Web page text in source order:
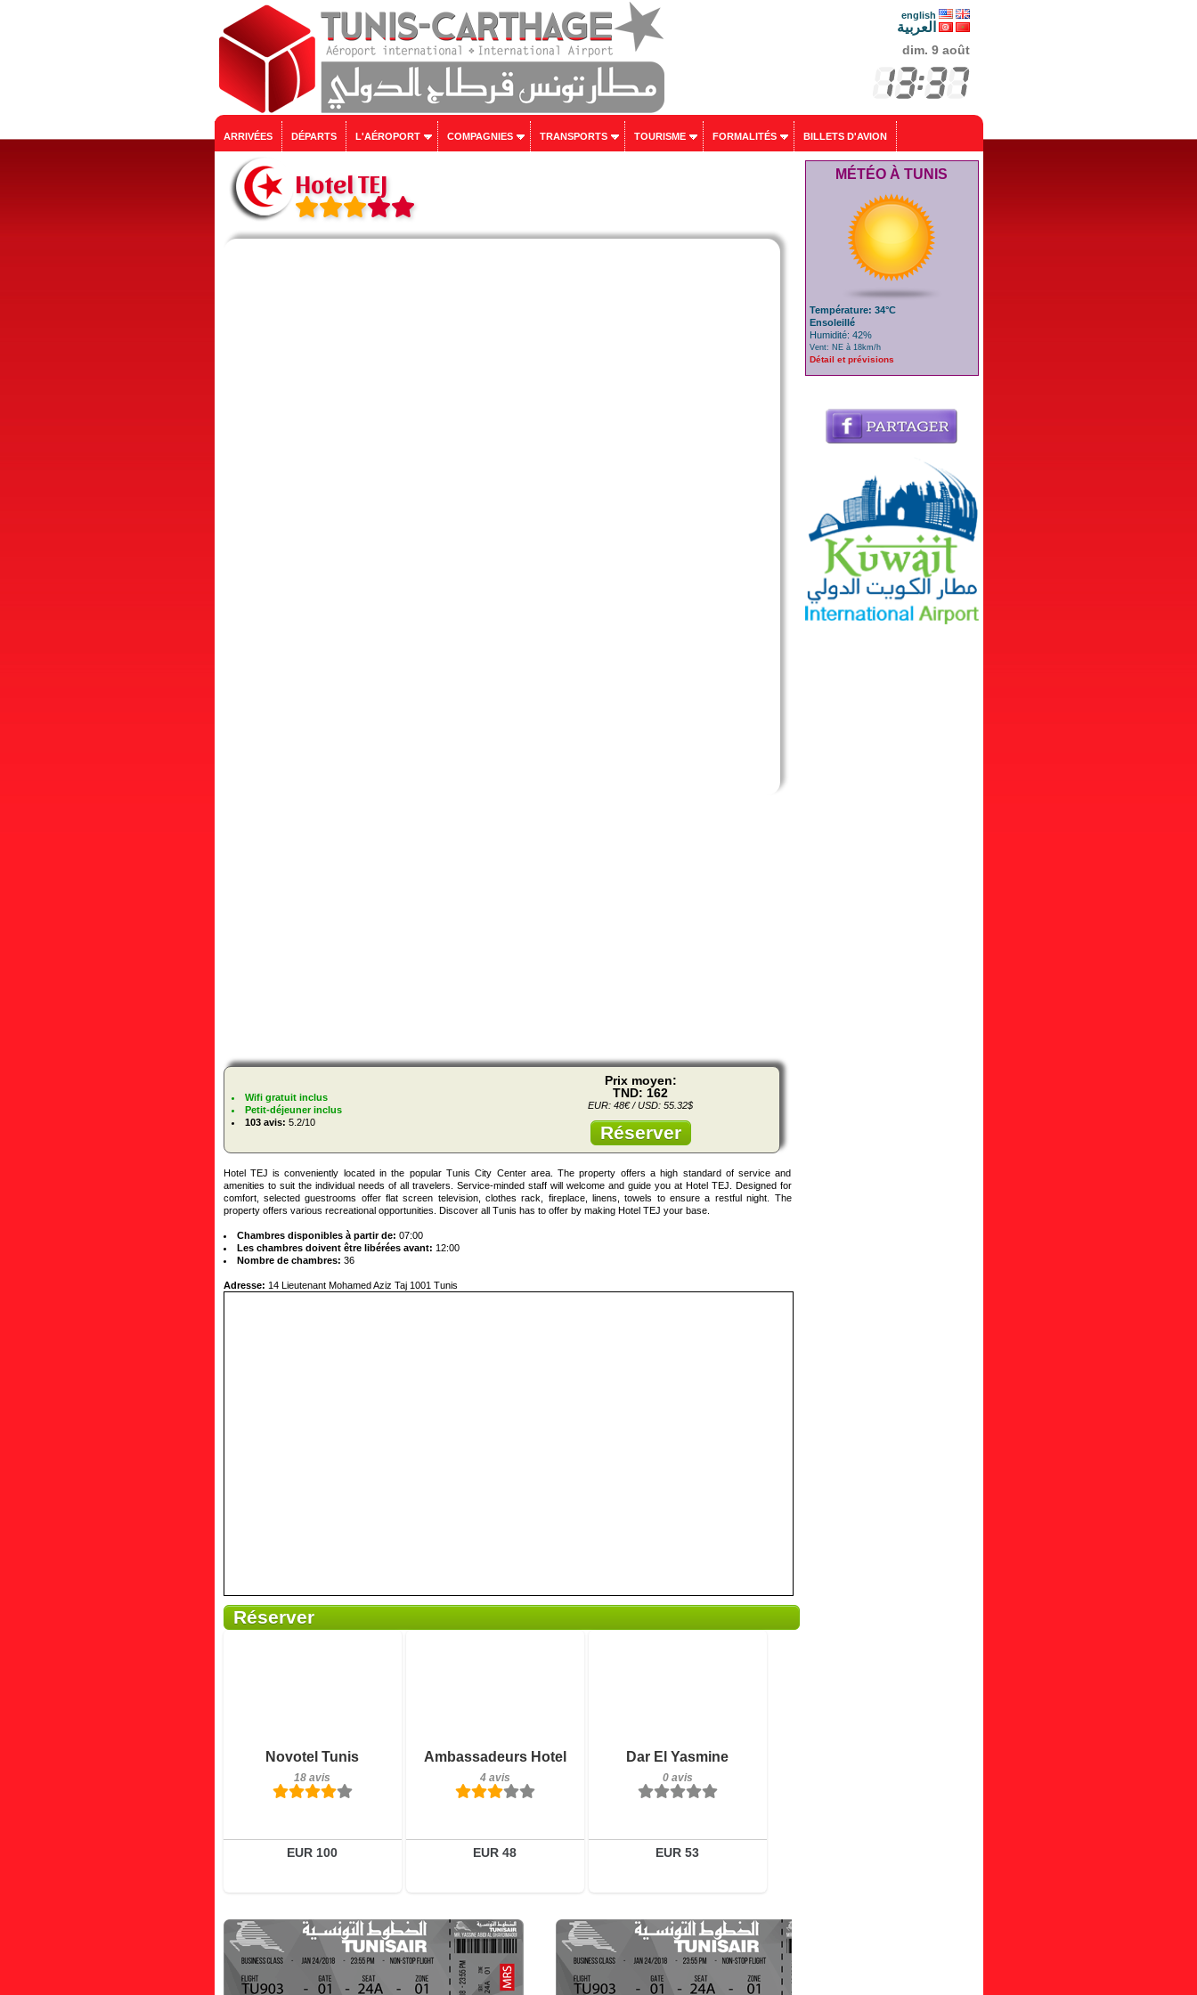
english
العربية
dim. 9 août
ARRIVÉES DÉPARTS L'AÉROPORT COMPAGNIES TRANSPORTS TOURISME FORMALITÉS BILLETS D'AVION
Hotel TEJ
Wifi gratuit inclus
Petit-déjeuner inclus
103 avis: 5.2/10
Prix moyen:
TND: 162
EUR: 48€ / USD: 55.32$
Réserver
Hotel TEJ is conveniently located in the popular Tunis City Center area. The property offers a high standard of service and
amenities to suit the individual needs of all travelers. Service-minded staff will welcome and guide you at Hotel TEJ. Designed for
comfort, selected guestrooms offer flat screen television, clothes rack, fireplace, linens, towels to ensure a restful night. The
property offers various recreational opportunities. Discover all Tunis has to offer by making Hotel TEJ your base.
Chambres disponibles à partir de: 07:00
Les chambres doivent être libérées avant: 12:00
Nombre de chambres: 36
Adresse: 14 Lieutenant Mohamed Aziz Taj 1001 Tunis
Réserver
Novotel Tunis
18 avis
EUR 100
Détails
Réserver
Ambassadeurs Hotel
4 avis
EUR 48
4 avis
Détails
Réserver
Dar El Yasmine
0 avis
EUR 53
MÉTÉO À TUNIS
Température: 34°C
Ensoleillé
Humidité: 42%
Vent: NE à 18km/h
Détail et prévisions